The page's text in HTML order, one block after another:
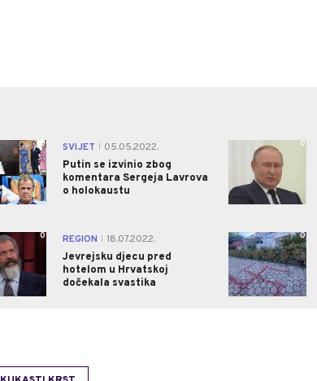
0 SVIJET
05.05.2022.
Putin se izvinio zbog
komentara Sergeja Lavrova
o holokaustu
0
0 REGION
18.07.2022.
Jevrejsku djecu pred
hotelom u Hrvatskoj
dočekala svastika
0